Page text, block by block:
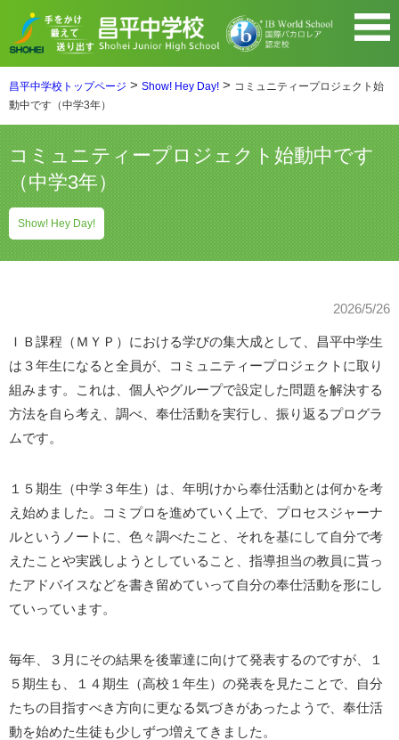
昌平中学校トップページ > Show! Hey Day! > コミュニティープロジェクト始
動中です（中学3年）
コミュニティープロジェクト始動中です
（中学3年）
Show! Hey Day!
2026/5/26
ＩＢ課程（ＭＹＰ）における学びの集大成として、昌平中学生
は３年生になると全員が、コミュニティープロジェクトに取り
組みます。これは、個人やグループで設定した問題を解決する
方法を自ら考え、調べ、奉仕活動を実行し、振り返るプログラ
ムです。
１５期生（中学３年生）は、年明けから奉仕活動とは何かを考
え始めました。コミプロを進めていく上で、プロセスジャーナ
ルというノートに、色々調べたこと、それを基にして自分で考
えたことや実践しようとしていること、指導担当の教員に貰っ
たアドバイスなどを書き留めていって自分の奉仕活動を形にし
ていっています。
毎年、３月にその結果を後輩達に向けて発表するのですが、１
５期生も、１４期生（高校１年生）の発表を見たことで、自分
たちの目指すべき方向に更なる気づきがあったようで、奉仕活
動を始めた生徒も少しずつ増えてきました。